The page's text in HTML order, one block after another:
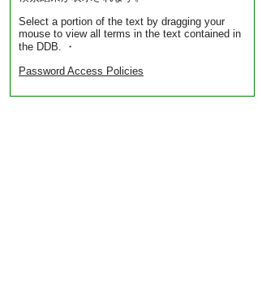
Select a portion of the text by dragging your
mouse to view all terms in the text contained in
the DDB. ・
Password Access Policies